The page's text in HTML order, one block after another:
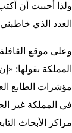
ولذا أحببت أن
العدد الذي
وعلى موقع
المملكة بقولها:
مؤشرات الطابع
في المملكة غير
مراكز الأبحاث